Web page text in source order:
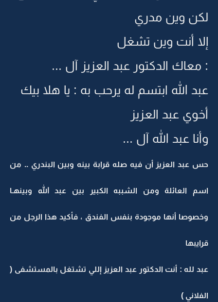
لكن وين مدري
إلا أنت وين تشغل
: معاك الدكتور عبد العزيز آل ...
عبد الله ابتسم له يرحب به : يا هلا بيك
أخوي عبد العزيز
وأنا عبد الله آل ...
حس عبد العزيز أن فيه صله قرابة بينه وبين البندري .. من
اسم العائلة ومن الشببه الكبير بين عبد الله وبينهـا
وخصوصا أنها موجودة بنفس الفندق ، فأكيد هذا الرجل من
قرايبها
عبد لله : أنت الدكتور عبد العزيز إللي تشتغل بالمستشفى (
الفلاني )